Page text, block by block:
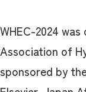
WHEC-2024
Association of
sponsored by